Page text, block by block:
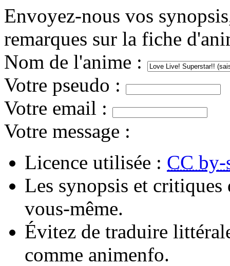
Envoyez-nous vos
remarques sur la fiche
Nom de l'anime :
Votre pseudo :
Votre email :
Votre message :
Licence utilisée : CC by-
Les synopsis et
vous-même.
Évitez de traduire
comme animenfo.